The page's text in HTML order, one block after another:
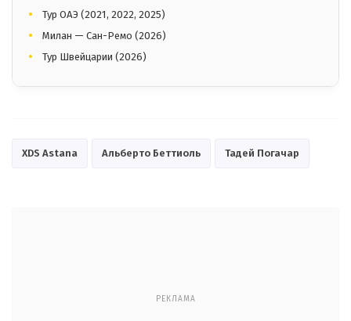
Тур ОАЭ (2021, 2022, 2025)
Милан — Сан-Ремо (2026)
Тур Швейцарии (2026)
XDS Astana Альберто Беттиоль Тадей Погачар
РЕКЛАМА